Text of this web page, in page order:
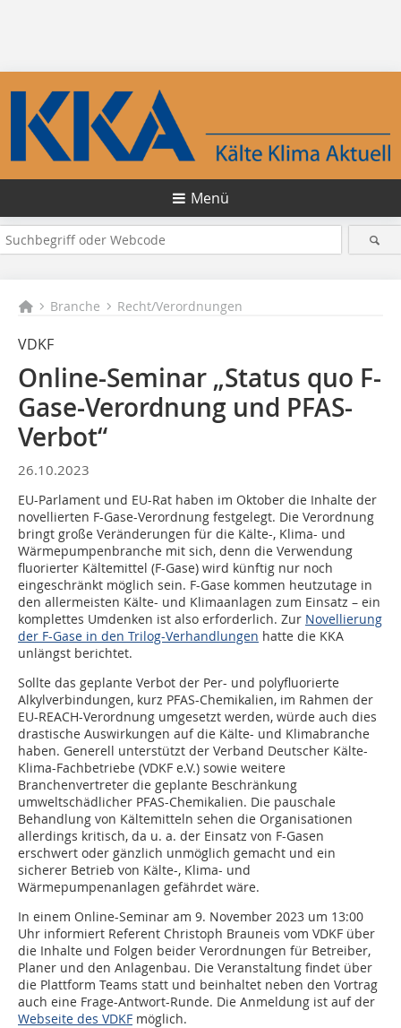
Menü
Branche Recht/Verordnungen
VDKF
Online-Seminar „Status quo F-
Gase-Verordnung und PFAS-
Verbot“
26.10.2023
EU-Parlament und EU-Rat haben im Oktober die Inhalte der
novellierten F-Gase-Verordnung festgelegt. Die Verordnung
bringt große Veränderungen für die Kälte-, Klima- und
Wärmepumpenbranche mit sich, denn die Verwendung
fluorierter Kältemittel (F-Gase) wird künftig nur noch
eingeschränkt möglich sein. F-Gase kommen heutzutage in
den allermeisten Kälte- und Klimaanlagen zum Einsatz – ein
komplettes Umdenken ist also erforderlich. Zur Novellierung
der F-Gase in den Trilog-Verhandlungen hatte die KKA
unlängst berichtet.
Sollte das geplante Verbot der Per- und polyfluorierte
Alkylverbindungen, kurz PFAS-Chemikalien, im Rahmen der
EU-REACH-Verordnung umgesetzt werden, würde auch dies
drastische Auswirkungen auf die Kälte- und Klimabranche
haben. Generell unterstützt der Verband Deutscher Kälte-
Klima-Fachbetriebe (VDKF e.V.) sowie weitere
Branchenvertreter die geplante Beschränkung
umweltschädlicher PFAS-Chemikalien. Die pauschale
Behandlung von Kältemitteln sehen die Organisationen
allerdings kritisch, da u. a. der Einsatz von F-Gasen
erschwert oder gänzlich unmöglich gemacht und ein
sicherer Betrieb von Kälte-, Klima- und
Wärmepumpenanlagen gefährdet wäre.
In einem Online-Seminar am 9. November 2023 um 13:00
Uhr informiert Referent Christoph Brauneis vom VDKF über
die Inhalte und Folgen beider Verordnungen für Betreiber,
Planer und den Anlagenbau. Die Veranstaltung findet über
die Plattform Teams statt und beinhaltet neben den Vortrag
auch eine Frage-Antwort-Runde. Die Anmeldung ist auf der
Webseite des VDKF möglich.